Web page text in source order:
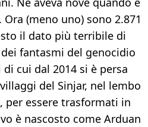
(meno uno) sono 2.871
il dato più terribile di
fantasmi del genocidio
cui dal 2014 si è persa
del Sinjar, nel lembo
per essere trasformati in
è nascosto come Arduan